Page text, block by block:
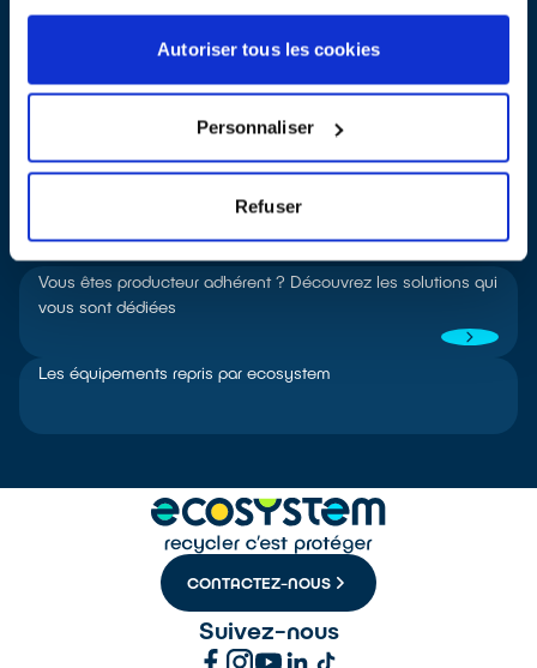
Autoriser tous les cookies
Personnaliser
Refuser
EN SAVOIR PLUS SUR LA PROCÉDURE
Vous êtes producteur adhérent ? Découvrez les solutions qui
vous sont dédiées
Les équipements repris par ecosystem
CONTACTEZ-NOUS
Suivez-nous